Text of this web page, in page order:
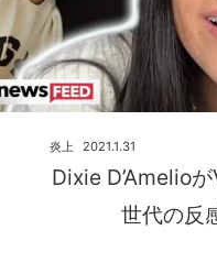
Dixie D’Amelio
世代の反
2021.1.31
炎上